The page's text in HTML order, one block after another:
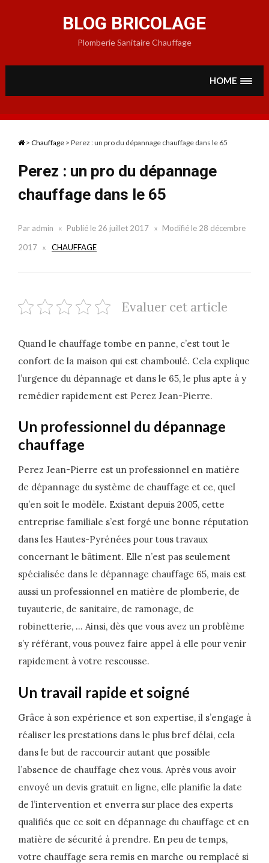
content
BLOG BRICOLAGE
Plomberie Sanitaire Chauffage
HOME
> Chauffage > Perez : un pro du dépannage chauffage dans le 65
Perez : un pro du dépannage
chauffage dans le 65
Par admin Publié le 26 juillet 2017 Modifié le 28 décembre
2017
CHAUFFAGE
Evaluer cet article
Quand le chauffage tombe en panne, c’est tout le
confort de la maison qui est chamboulé. Cela explique
l’urgence du dépannage et dans le 65, le plus apte à y
remédier rapidement est Perez Jean-Pierre.
Un professionnel du dépannage
chauffage
Perez Jean-Pierre est un professionnel en matière
de dépannage du système de chauffage et ce, quel
qu’en soit le modèle. Existant depuis 2005, cette
entreprise familiale s’est forgé une bonne réputation
dans les Hautes-Pyrénées pour tous travaux
concernant le bâtiment. Elle n’est pas seulement
spécialisée dans le dépannage chauffage 65, mais est
aussi un professionnel en matière de plomberie, de
tuyauterie, de sanitaire, de ramonage, de
robinetterie, … Ainsi, dès que vous avez un problème
s’y référant, vous pouvez faire appel à elle pour venir
rapidement à votre rescousse.
Un travail rapide et soigné
Grâce à son expérience et son expertise, il s’engage à
réaliser les prestations dans le plus bref délai, cela
dans le but de raccourcir autant que possible
l’absence de chauffage chez vous. Après vous avoir
envoyé un devis gratuit en ligne, elle planifie la date
de l’intervention et enverra sur place des experts
qualifiés que ce soit en dépannage du chauffage et en
matière de sécurité à prendre. En peu de temps,
votre chauffage sera remis en marche ou remplacé si